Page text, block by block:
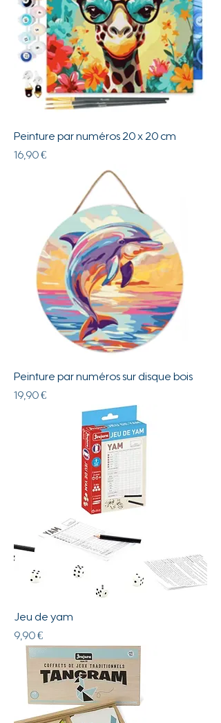
Peinture par numéros 20 x 20 cm
Prix
16,90 €
Peinture par numéros sur disque bois
Prix
19,90 €
Jeu de yam
Prix
9,90 €